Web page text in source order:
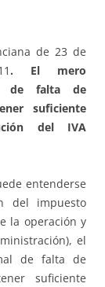
de 23 de
. El mero
de falta de
suficiente
del IVA
entenderse
del impuesto
la operación y
el
de falta de
suficiente